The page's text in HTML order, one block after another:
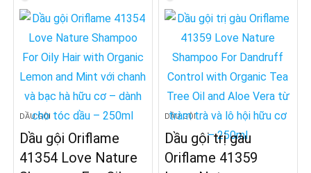
DẦU GỘI
Dầu gội Oriflame
41354 Love Nature
DẦU GỘI
Dầu gội trị gàu
Oriflame 41359